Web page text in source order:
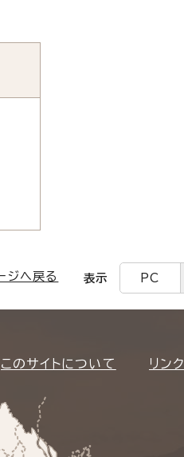
ジへ戻る 表示 PC
このサイトについて リンク